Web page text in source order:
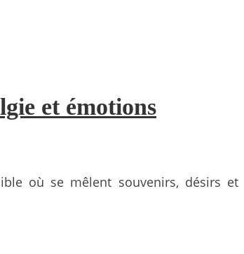
et émotions
où se mêlent souvenirs, désirs et